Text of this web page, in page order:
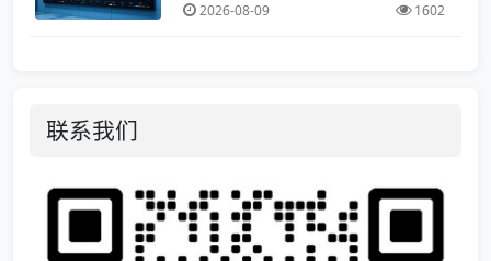
2026-08-09 1602
联系我们